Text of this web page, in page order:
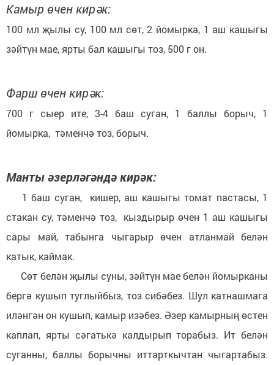
Камыр өчен кирәк:
100 мл җылы су, 100 мл сөт, 2 йомырка, 1 аш кашыгы
зәйтүн мае, ярты бал кашыгы тоз, 500 г он.
Фарш өчен кирәк:
700 г сыер ите, 3-4 баш суган, 1 баллы борыч, 1
йомырка, тәменчә тоз, борыч.
Манты әзерләгәндә кирәк:
1 баш суган, кишер, аш кашыгы томат пастасы, 1
стакан су, тәменчә тоз, кыздырыр өчен 1 аш кашыгы
сары май, табынга чыгарыр өчен атланмай белән
катык, каймак.
Сөт белән җылы суны, зәйтүн мае белән йомырканы
бергә кушып туглыйбыз, тоз сибәбез. Шул катнашмага
иләнгән он кушып, камыр изәбез. Әзер камырның өстен
каплап, ярты сәгатькә калдырып торабыз. Ит белән
суганны, баллы борычны иттарткычтан чыгартабыз.